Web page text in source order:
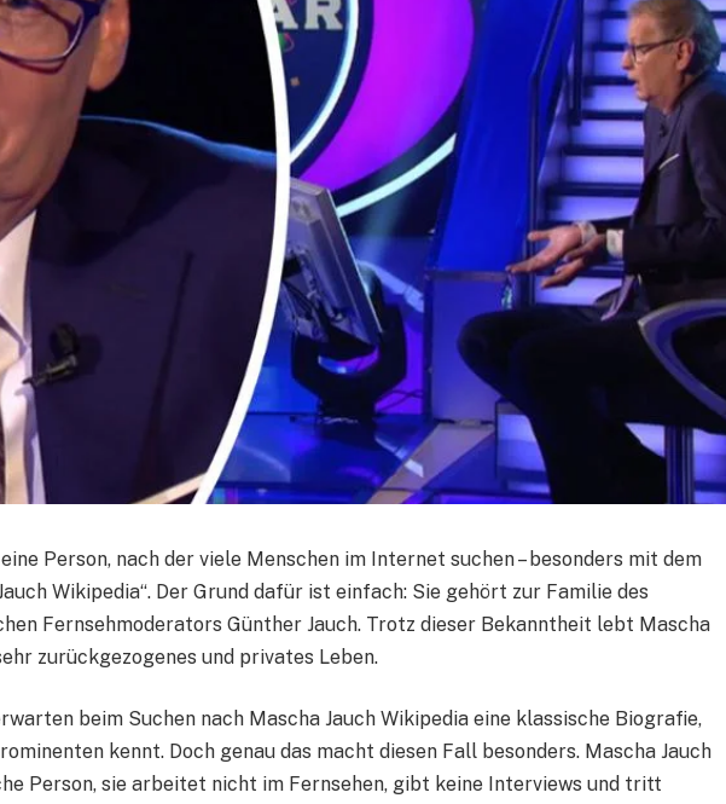
Person, nach der viele Menschen im Internet suchen – besonders mit dem
Wikipedia“. Der Grund dafür ist einfach: Sie gehört zur Familie des
Fernsehmoderators Günther Jauch. Trotz dieser Bekanntheit lebt Mascha
zurückgezogenes und privates Leben.
beim Suchen nach Mascha Jauch Wikipedia eine klassische Biografie,
kennt. Doch genau das macht diesen Fall besonders. Mascha Jauch
Person, sie arbeitet nicht im Fernsehen, gibt keine Interviews und tritt